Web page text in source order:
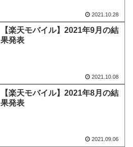
2021.10.28
【楽天モバイル】2021年9月の結
果発表
2021.10.08
【楽天モバイル】2021年8月の結
果発表
2021.09.06